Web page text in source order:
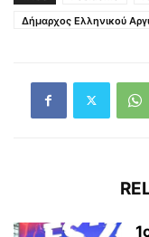
Δήμαρχος Ελληνικού